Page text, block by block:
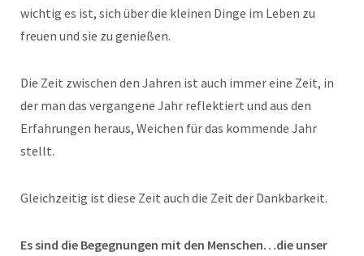
wichtig es ist, sich über die kleinen Dinge im Leben zu
freuen und sie zu genießen.
Die Zeit zwischen den Jahren ist auch immer eine Zeit, in
der man das vergangene Jahr reflektiert und aus den
Erfahrungen heraus, Weichen für das kommende Jahr
stellt.
Gleichzeitig ist diese Zeit auch die Zeit der Dankbarkeit.
Es sind die Begegnungen mit den Menschen…die unser